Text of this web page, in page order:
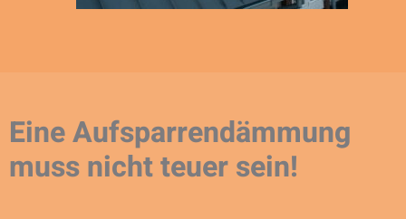
Eine Aufsparrendämmung
muss nicht teuer sein!